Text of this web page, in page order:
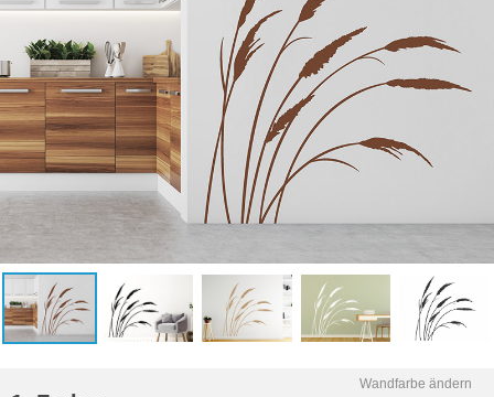
Wandfarbe ändern